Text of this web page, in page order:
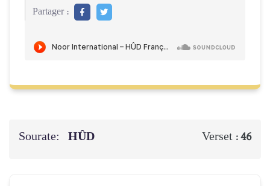
Partager :
Sourate: HÛD Verset :46